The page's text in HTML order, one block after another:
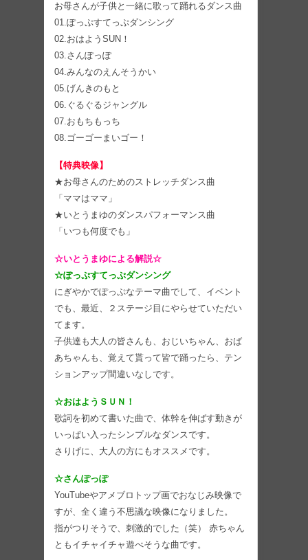
お母さんが子供と一緒に歌って踊れるダンス曲
01.ぽっぷすてっぷダンシング
02.おはようSUN！
03.さんぽっぽ
04.みんなのえんそうかい
05.げんきのもと
06.ぐるぐるジャングル
07.おもちもっち
08.ゴーゴーまいゴー！
【特典映像】
★お母さんのためのストレッチダンス曲
「ママはママ」
★いとうまゆのダンスパフォーマンス曲
「いつも何度でも」
☆いとうまゆによる解説☆
☆ぽっぷすてっぷダンシング
にぎやかでぽっぷなテーマ曲でして、イベント
でも、最近、２ステージ目にやらせていただい
てます。
子供達も大人の皆さんも、おじいちゃん、おば
あちゃんも、覚えて貰って皆で踊ったら、テン
ションアップ間違いなしです。
☆おはようＳＵＮ！
歌詞を初めて書いた曲で、体幹を伸ばす動きが
いっぱい入ったシンプルなダンスです。
さりげに、大人の方にもオススメです。
☆さんぽっぽ
YouTubeやアメブロトップ画でおなじみ映像で
すが、全く違う不思議な映像になりました。
指がつりそうで、刺激的でした（笑） 赤ちゃん
ともイチャイチャ遊べそうな曲です。